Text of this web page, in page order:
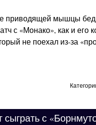
приводящей мышцы
с «Монако», как и его
не поехал из-за
с